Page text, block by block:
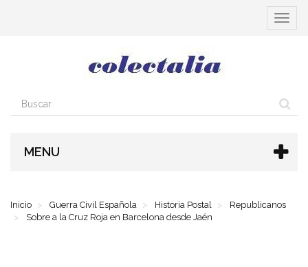
MENU
Inicio Guerra Civil Española Historia Postal
Republicanos
Sobre a la Cruz Roja en Barcelona desde Jaén